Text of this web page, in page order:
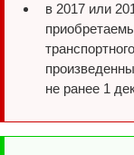
в 2017 или
не ранее 1